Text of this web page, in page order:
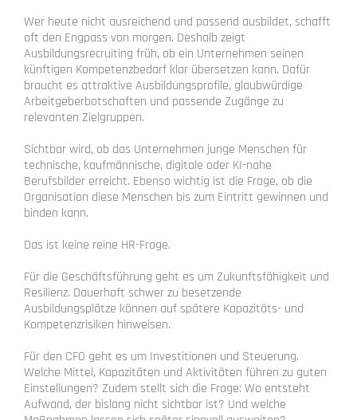
Wer heute nicht ausreichend und passend ausbildet, schafft
oft den Engpass von morgen. Deshalb zeigt
Ausbildungsrecruiting früh, ob ein Unternehmen seinen
künftigen Kompetenzbedarf klar übersetzen kann. Dafür
braucht es attraktive Ausbildungsprofile, glaubwürdige
Arbeitgeberbotschaften und passende Zugänge zu
relevanten Zielgruppen.
Sichtbar wird, ob das Unternehmen junge Menschen für
technische, kaufmännische, digitale oder KI-nahe
Berufsbilder erreicht. Ebenso wichtig ist die Frage, ob die
Organisation diese Menschen bis zum Eintritt gewinnen und
binden kann.
Das ist keine reine HR-Frage.
Für die Geschäftsführung geht es um Zukunftsfähigkeit und
Resilienz. Dauerhaft schwer zu besetzende
Ausbildungsplätze können auf spätere Kapazitäts- und
Kompetenzrisiken hinweisen.
Für den CFO geht es um Investitionen und Steuerung.
Welche Mittel, Kapazitäten und Aktivitäten führen zu guten
Einstellungen? Zudem stellt sich die Frage: Wo entsteht
Aufwand, der bislang nicht sichtbar ist? Und welche